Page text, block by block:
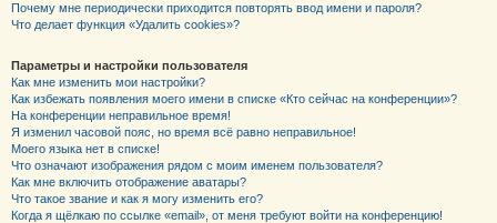
Почему мне периодически приходится повторять ввод имени и пароля?
Что делает функция «Удалить cookies»?
Параметры и настройки пользователя
Как мне изменить мои настройки?
Как избежать появления моего имени в списке «Кто сейчас на конференции»?
На конференции неправильное время!
Я изменил часовой пояс, но время всё равно неправильное!
Моего языка нет в списке!
Что означают изображения рядом с моим именем пользователя?
Как мне включить отображение аватары?
Что такое звание и как я могу изменить его?
Когда я щёлкаю по ссылке «email», от меня требуют войти на конференцию!